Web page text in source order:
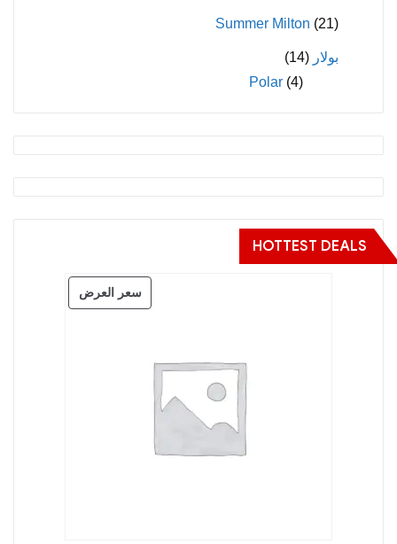
Summer Milton (21)
بولار (14)
Polar (4)
HOTTEST DEALS
سعر العرض